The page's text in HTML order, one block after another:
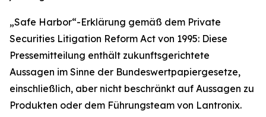
„Safe Harbor“-Erklärung gemäß dem Private
Securities Litigation Reform Act von 1995: Diese
Pressemitteilung enthält zukunftsgerichtete
Aussagen im Sinne der Bundeswertpapiergesetze,
einschließlich, aber nicht beschränkt auf Aussagen zu
Produkten oder dem Führungsteam von Lantronix.